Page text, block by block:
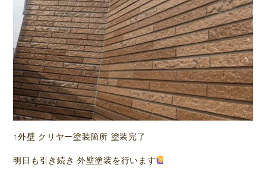
↑外壁 クリヤー塗装箇所 塗装完了
明日も引き続き 外壁塗装を行います